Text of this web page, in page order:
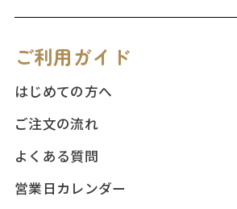
ご利用ガイド
はじめての方へ
ご注文の流れ
よくある質問
営業日カレンダー